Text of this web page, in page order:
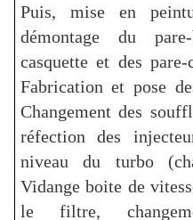
Puis, mise en
démontage du
casquette et des
Fabrication et pose
Changement des
réfection des
niveau du turbo
Vidange boite de
le filtre,